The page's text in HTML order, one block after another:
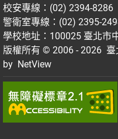
校安專線：(02) 2394-8286
警衛室專線：(02) 2395-
學校地址：100025 臺北市
版權所有 © 2006 - 2026
by NetView